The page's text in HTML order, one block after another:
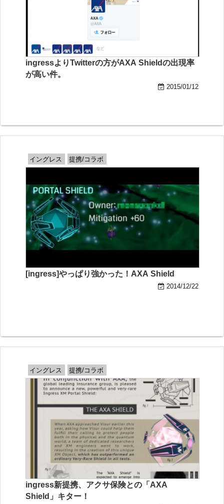
ingressよりTwitterの方がAXA Shieldの出現率
が高い件。
2015/01/12
イングレス 提携/コラボ
[ingress]やっぱり強かった！AXA Shield
2014/12/22
イングレス 提携/コラボ
ingress新提携、アクサ保険との「AXA
Shield」キター！